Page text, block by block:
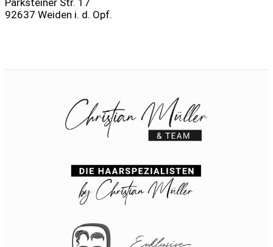
Parksteiner Str. 17
92637 Weiden i. d. Opf.